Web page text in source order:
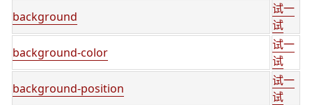
background
试一
试
background-color
试一
试
background-position
试一
试